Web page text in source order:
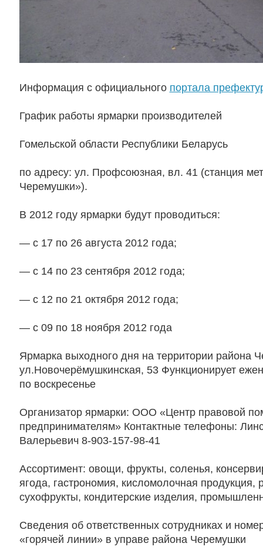
Информация с официального портала
График работы ярмарки производителей
Гомельской области Республики Беларусь
по адресу: ул. Профсоюзная, вл. 41 (станция
Черемушки»).
В 2012 году ярмарки будут проводиться:
— с 17 по 26 августа 2012 года;
— с 14 по 23 сентября 2012 года;
— с 12 по 21 октября 2012 года;
— с 09 по 18 ноября 2012 года
Ярмарка выходного дня на территории района
ул.Новочерёмушкинская, 53 Функционирует
по воскресенье
Организатор ярмарки: ООО «Центр правовой
предпринимателям» Контактные телефоны:
Валерьевич 8-903-157-98-41
Ассортимент: овощи, фрукты, соленья,
ягода, гастрономия, кисломолочная продукция,
сухофрукты, кондитерские изделия,
Сведения об ответственных сотрудниках и
«горячей линии» в управе района Черемушки